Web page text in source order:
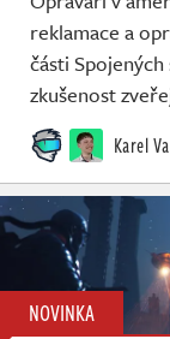
reklamace a
části
zkušenost
Karel
NOVINKA